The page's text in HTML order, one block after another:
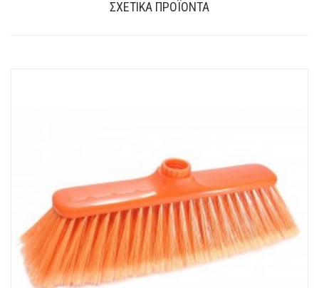
ΣΧΕΤΙΚΆ ΠΡΟΪΌΝΤΑ